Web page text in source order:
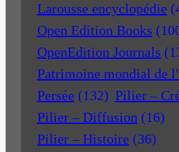
Larousse encyclopédie
Open Edition Books
OpenEdition Journals
Patrimoine mondial de
Persée (132) Pilier –
Pilier – Diffusion (16)
Pilier – Histoire (36)